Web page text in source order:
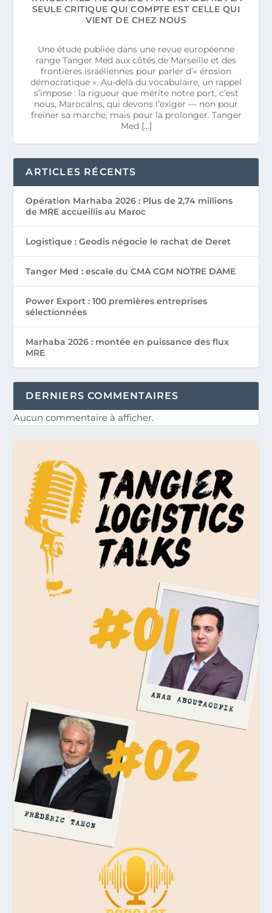
SEULE CRITIQUE QUI COMPTE EST CELLE QUI
VIENT DE CHEZ NOUS
Une étude publiée dans une revue européenne
range Tanger Med aux côtés de Marseille et des
frontières israéliennes pour parler d’« érosion
démocratique ». Au-delà du vocabulaire, un rappel
s’impose : la rigueur que mérite notre port, c’est
nous, Marocains, qui devons l’exiger — non pour
freiner sa marche, mais pour la prolonger. Tanger
Med […]
ARTICLES RÉCENTS
Opération Marhaba 2026 : Plus de 2,74 millions
de MRE accueillis au Maroc
Logistique : Geodis négocie le rachat de Deret
Tanger Med : escale du CMA CGM NOTRE DAME
Power Export : 100 premières entreprises
sélectionnées
Marhaba 2026 : montée en puissance des flux
MRE
DERNIERS COMMENTAIRES
Aucun commentaire à afficher.